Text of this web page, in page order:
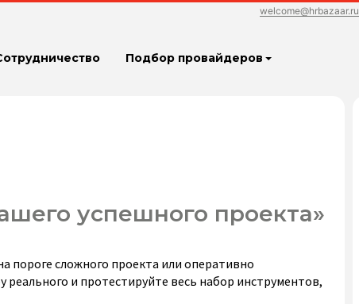
welcome@hrbazaar.ru
Подбор провайдеров
успешного проекта»
пороге сложного проекта или оперативно
и протестируйте весь набор инструментов,